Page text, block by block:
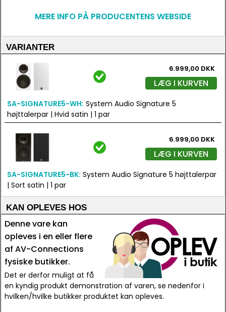
MERE INFO PÅ PRODUCENTENS WEBSIDE
VARIANTER
6.999,00 DKK
LÆG I KURVEN
SA-SIGNATURE5-WH: System Audio Signature 5
højttalerpar | Hvid satin | 1 par
6.999,00 DKK
LÆG I KURVEN
SA-SIGNATURE5-BK: System Audio Signature 5 højttalerpar
| Sort satin | 1 par
KAN OPLEVES HOS
Denne vare kan
opleves i en eller flere
af AV-Connections
fysiske butikker.
Det er derfor muligt at få
en kyndig produkt demonstration af varen, se nedenfor i
hvilken/hvilke butikker produktet kan opleves.